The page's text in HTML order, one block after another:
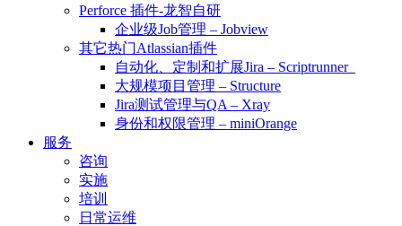
Perforce 插件-龙智自研
企业级Job管理 – Jobview
其它热门Atlassian插件
自动化、定制和扩展Jira – Scriptrunner
大规模项目管理 – Structure
Jira测试管理与QA – Xray
身份和权限管理 – miniOrange
服务
咨询
实施
培训
日常运维